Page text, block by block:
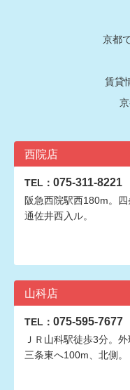
京都
賃貸
西院店
TEL： 075-311-8221
阪急西院駅西180m。四
通佐井西入ル。
山科店
TEL： 075-595-7677
ＪＲ山科駅徒歩3分。外
三条東へ100m、北側。